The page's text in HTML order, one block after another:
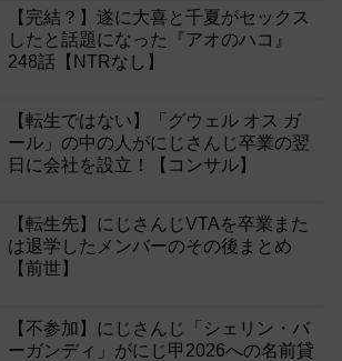
【完結？】遂に大喜と千夏がセックス
したと話題になった『アオのハコ』
248話【NTRなし】
【転生ではない】「グウェル オス ガ
ール」の中の人がにじさんじ卒業の翌
日に会社を設立！【コンサル】
【転生先】にじさんじVTAを卒業また
は退学したメンバーのその後まとめ
【前世】
【不参加】にじさんじ「シェリン・バ
ーガンディ」がにじ甲2026への名前貸